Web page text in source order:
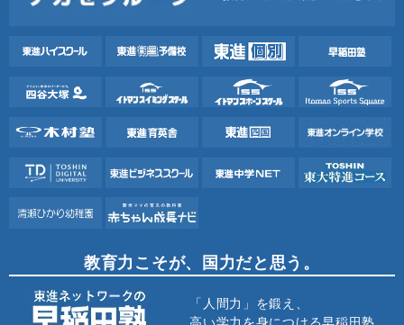
教育力こそが、国力だと思う。
「人間力」を鍛え、